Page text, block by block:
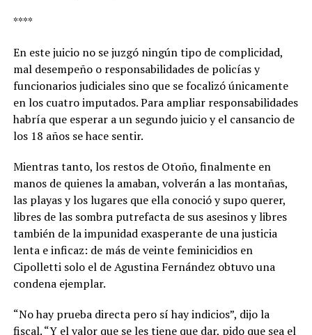
****
En este juicio no se juzgó ningún tipo de complicidad,
mal desempeño o responsabilidades de policías y
funcionarios judiciales sino que se focalizó únicamente
en los cuatro imputados. Para ampliar responsabilidades
habría que esperar a un segundo juicio y el cansancio de
los 18 años se hace sentir.
Mientras tanto, los restos de Otoño, finalmente en
manos de quienes la amaban, volverán a las montañas,
las playas y los lugares que ella conoció y supo querer,
libres de las sombra putrefacta de sus asesinos y libres
también de la impunidad exasperante de una justicia
lenta e inficaz: de más de veinte feminicidios en
Cipolletti solo el de Agustina Fernández obtuvo una
condena ejemplar.
“No hay prueba directa pero sí hay indicios”, dijo la
fiscal. “Y el valor que se les tiene que dar, pido que sea el